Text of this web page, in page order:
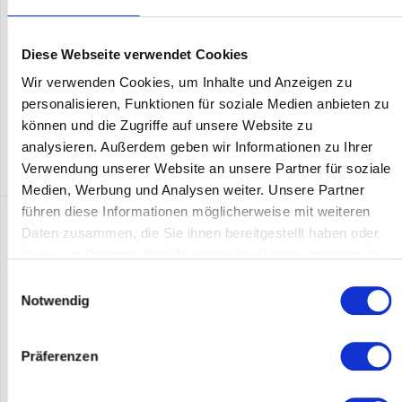
Diese Webseite verwendet Cookies
Wir verwenden Cookies, um Inhalte und Anzeigen zu
personalisieren, Funktionen für soziale Medien anbieten zu
können und die Zugriffe auf unsere Website zu
analysieren. Außerdem geben wir Informationen zu Ihrer
Verwendung unserer Website an unsere Partner für soziale
Medien, Werbung und Analysen weiter. Unsere Partner
führen diese Informationen möglicherweise mit weiteren
Daten zusammen, die Sie ihnen bereitgestellt haben oder
Notwendig
Präferenzen
Serie...
Preis auf Anfrage
Merken
DETAILS